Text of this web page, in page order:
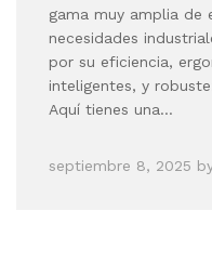
gama muy amplia de
necesidades
por su eficiencia,
inteligentes, y
Aquí tienes una…
septiembre 8, 2025